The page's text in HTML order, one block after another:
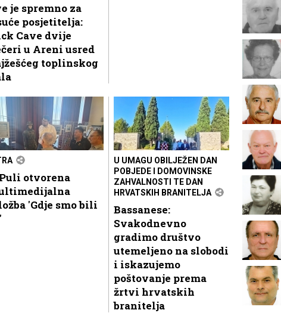
je spremno za
posjetitelja:
Cave dvije
u Areni usred
toplinskog
otvorena
'Gdje smo bili
U UMAGU OBILJEŽEN DAN
POBJEDE I DOMOVINSKE
ZAHVALNOSTI TE DAN
HRVATSKIH BRANITELJA
Bassanese:
Svakodnevno
gradimo društvo
utemeljeno na slobodi
i iskazujemo
poštovanje prema
žrtvi hrvatskih
branitelja